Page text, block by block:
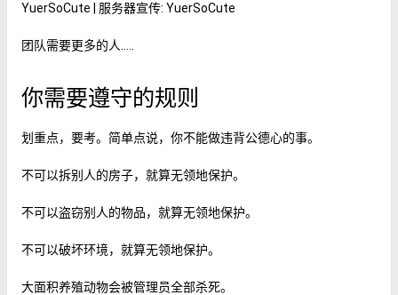
YuerSoCute | 服务器宣传: YuerSoCute
团队需要更多的人…..
你需要遵守的规则
划重点，要考。简单点说，你不能做违背公德心的事。
不可以拆别人的房子，就算无领地保护。
不可以盗窃别人的物品，就算无领地保护。
不可以破坏环境，就算无领地保护。
大面积养殖动物会被管理员全部杀死。